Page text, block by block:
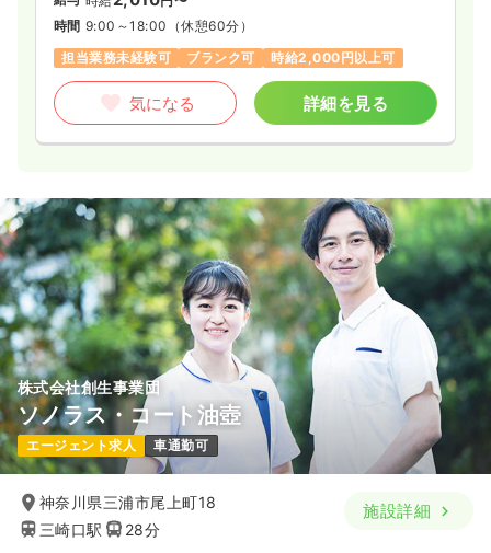
時間 9:00～18:00 （休憩60分）
担当業務未経験可
ブランク可 時給2,000円以上可
気になる 詳細を見る
株式会社創生事業団
ソノラス・コート油壺
エージェント求人 車通勤可
神奈川県三浦市尾上町18
三崎口駅
28分
施設詳細